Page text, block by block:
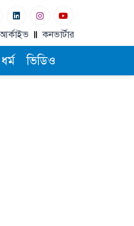
আর্কাইভ কনভার্টার
ধর্ম ভিডিও